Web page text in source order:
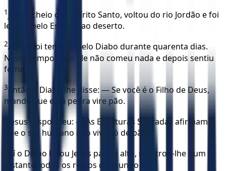
1 Jesus, cheio do Espírito Santo, voltou do rio Jordão e foi
levado pelo Espírito ao deserto.
2Ali ele foi tentado pelo Diabo durante quarenta dias.
Nesse tempo todo ele não comeu nada e depois sentiu
fome.
3
Então o Diabo lhe disse: — Se você é o Filho de Deus,
mande que esta pedra vire pão.
Jesus respondeu: — As Escrituras Sagradas afirmam
que o ser humano não vive só de pão.
Aí o Diabo levou Jesus para o alto, mostrou-lhe num
instante todos os reinos do mundo